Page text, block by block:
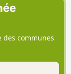
des communes